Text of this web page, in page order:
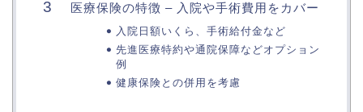
医療保険の特徴 – 入院や手術費用をカバー
入院日額いくら、手術給付金など
先進医療特約や通院保障などオプション
例
健康保険との併用を考慮